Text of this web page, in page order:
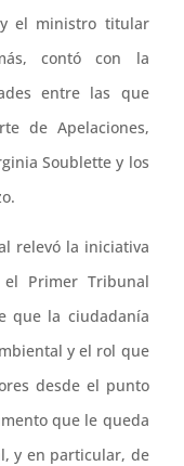
y el ministro titular
contó con la
entre las que
de Apelaciones,
Soublette y los
relevó la iniciativa
Primer Tribunal
que la ciudadanía
y el rol que
desde el punto
que le queda
y en particular, de